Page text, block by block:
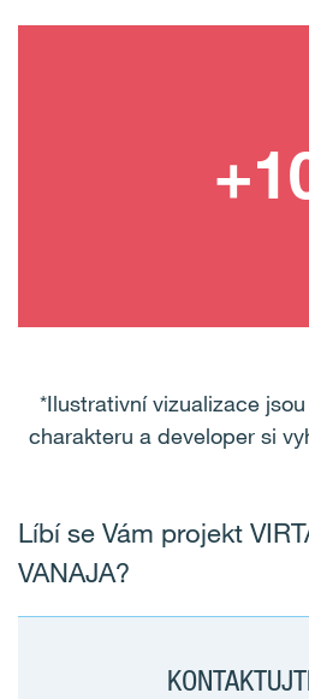
*Ilustrativní vizualizace
charakteru a developer si
Líbí se Vám projekt
VANAJA?